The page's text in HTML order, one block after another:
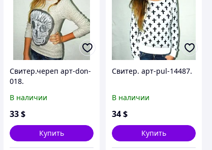
Свитер.череп арт-don-
018.
В наличии
33 $
Купить
Свитер. арт-pul-14487.
В наличии
34$
Купить